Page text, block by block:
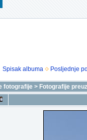
Spisak albuma
Posljednje
fotografije > Fotografije